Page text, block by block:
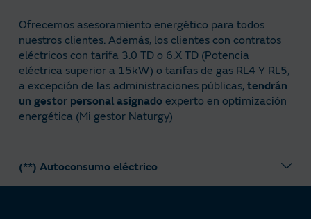
Ofrecemos asesoramiento energético para todos
nuestros clientes. Además, los clientes con contratos
eléctricos con tarifa 3.0 TD o 6.X TD (Potencia
eléctrica superior a 15kW) o tarifas de gas RL4 Y RL5,
a excepción de las administraciones públicas, tendrán
un gestor personal asignado experto en optimización
energética (Mi gestor Naturgy)
(**) Autoconsumo eléctrico